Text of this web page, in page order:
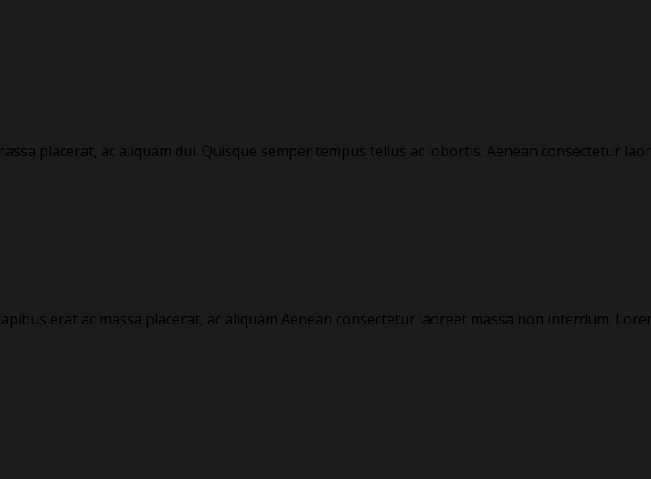
placerat, ac aliquam dui. Quisque semper tempus tellus ac lobortis. Aenean consectetur
erat ac massa placerat, ac aliquam Aenean consectetur laoreet massa non interdum.